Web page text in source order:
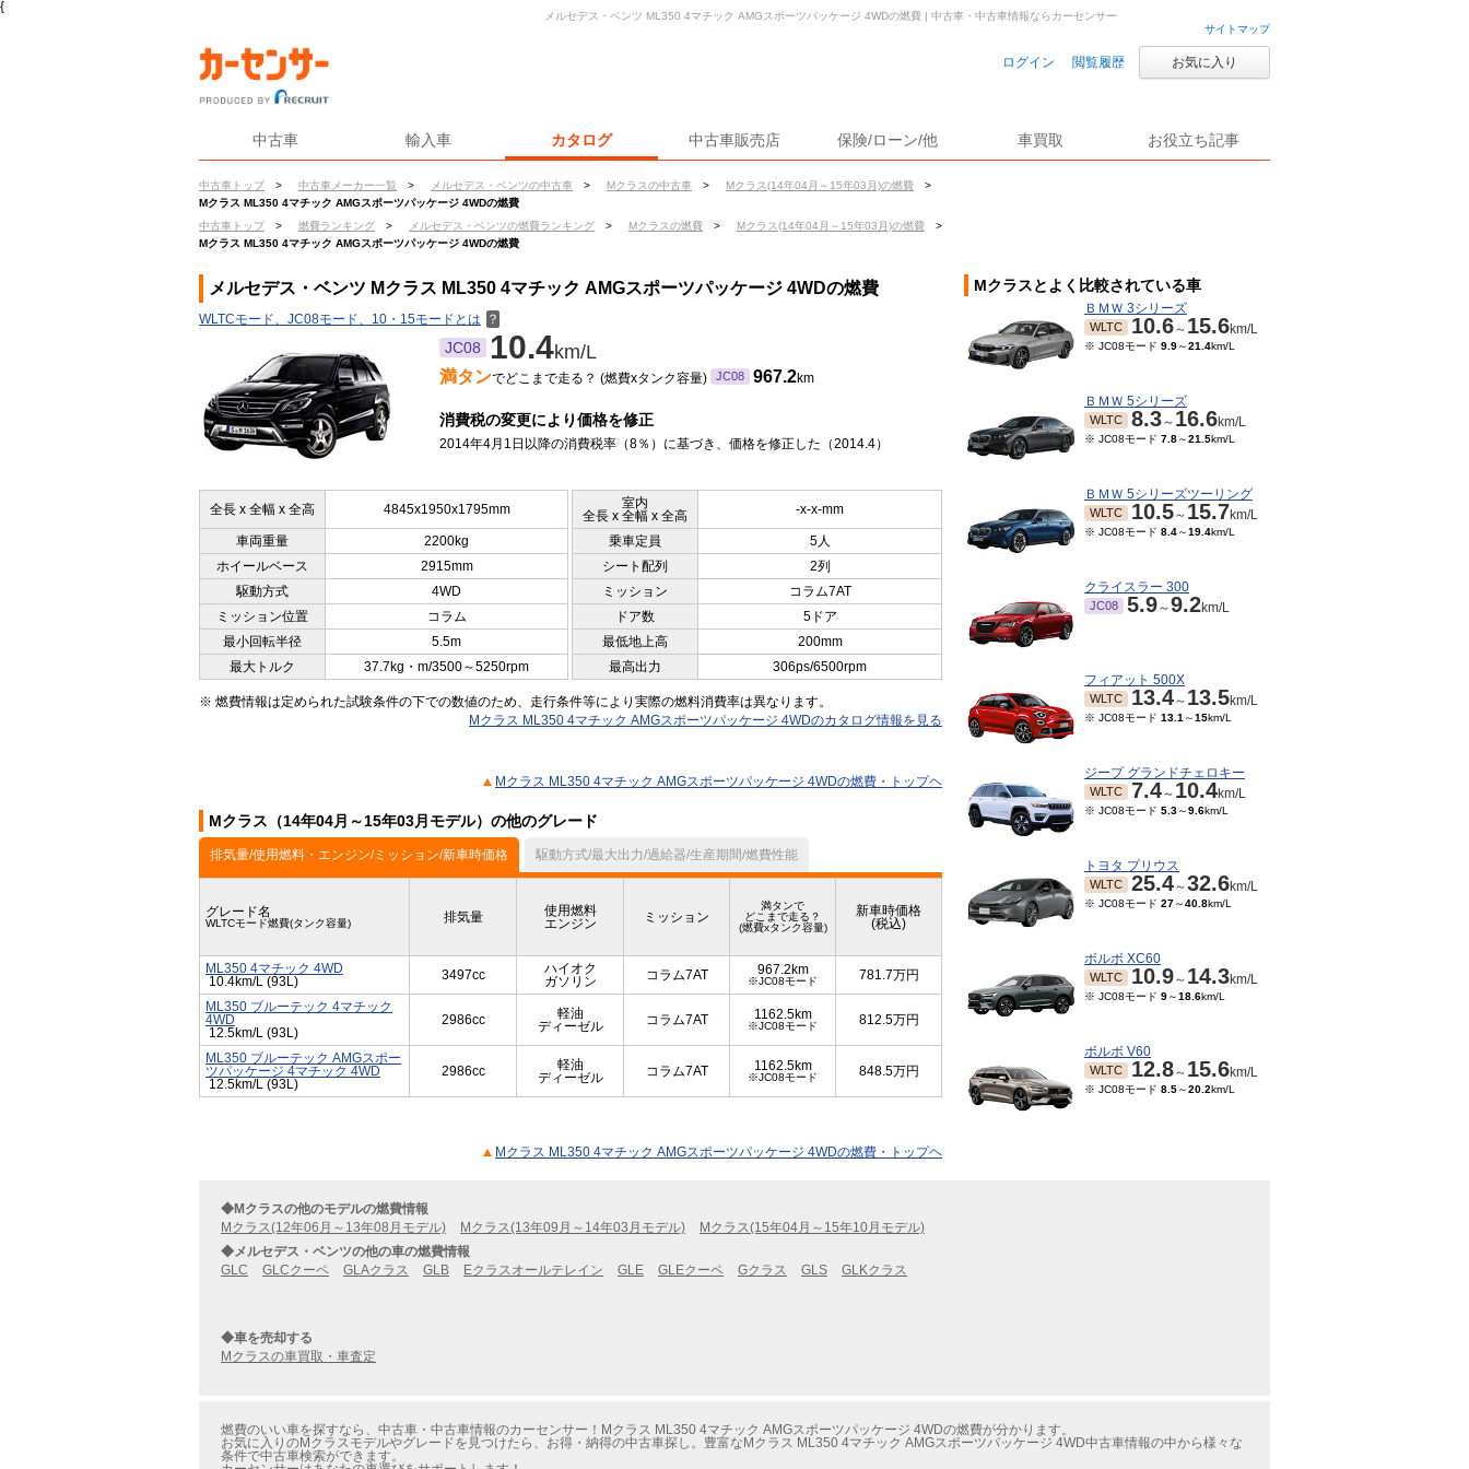
{
サイトマップ
ログイン 閲覧履歴 お気に入り
中古車 輸入車 カタログ 中古車販売店 保険/ローン/他 車買取 お役立ち記事
中古車トップ > 中古車メーカー一覧 > メルセデス・ベンツの中古車 > Mクラスの中古車 > Mクラス(14年04月～15年03月)の燃費
>
Mクラス ML350 4マチック AMGスポーツパッケージ 4WDの燃費
中古車トップ
> 燃費ランキング > メルセデス・ベンツの燃費ランキング > Mクラスの燃費 > Mクラス(14年04月～15年03月)の燃費
>
Mクラス ML350 4マチック AMGスポーツパッケージ 4WDの燃費
メルセデス・ベンツ ML350 4マチック AMGスポーツパッケージ 4WDの燃費 | 中古車・中古車情報ならカーセンサー
メルセデス・ベンツ Mクラス ML350 4マチック AMGスポーツパッケージ 4WDの燃費
WLTCモード、JC08モード、10・15モードとは ？
JC08 10.4km/L
満タンでどこまで走る？ (燃費xタンク容量) JC08 967.2km
消費税の変更により価格を修正
2014年4月1日以降の消費税率（8％）に基づき、価格を修正した（2014.4）
全長 x 全幅 x 全高 4845x1950x1795mm
室内
全長 x 全幅 x 全高
-x-x-mm
車両重量 2200kg 乗車定員
5人
ホイールベース
2915mm シート配列
2列
駆動方式
4WD ミッション
コラム7AT
ミッション位置
コラム ドア数
5ドア
最小回転半径
5.5m 最低地上高
200mm
最大トルク
37.7kg・m/3500～5250rpm 最高出力 306ps/6500rpm
※ 燃費情報は定められた試験条件の下での数値のため、走行条件等により実際の燃料消費率は異なります。
Mクラス ML350 4マチック AMGスポーツパッケージ 4WDのカタログ情報を見る
Mクラス ML350 4マチック AMGスポーツパッケージ 4WDの燃費・トップヘ
Mクラス（14年04月～15年03月モデル）の他のグレード
排気量/使用燃料・エンジン/ミッション/新車時価格 駆動方式/最大出力/過給器/生産期間/燃費性能
グレード名
WLTCモード燃費(タンク容量) 排気量
使用燃料
エンジン
ミッション
満タンで
どこまで走る？
(燃費xタンク容量)
新車時価格
(税込)
ML350 4マチック 4WD
10.4km/L (93L)
3497cc
ハイオク
ガソリン
コラム7AT 967.2km
※JC08モード 781.7万円
ML350 ブルーテック 4マチック
4WD
12.5km/L (93L)
2986cc
軽油
ディーゼル
コラム7AT 1162.5km
※JC08モード 812.5万円
ML350 ブルーテック AMGスポー
ツパッケージ 4マチック 4WD
12.5km/L (93L)
2986cc
軽油
ディーゼル
コラム7AT 1162.5km
※JC08モード 848.5万円
Mクラス ML350 4マチック AMGスポーツパッケージ 4WDの燃費・トップヘ
Mクラスとよく比較されている車
ＢＭＷ 3シリーズ
WLTC 10.6～ 15.6km/L
※ JC08モード 9.9～21.4km/L
ＢＭＷ 5シリーズ
WLTC 8.3～ 16.6km/L
※ JC08モード 7.8～21.5km/L
ＢＭＷ 5シリーズツーリング
WLTC 10.5～ 15.7km/L
※ JC08モード 8.4～19.4km/L
クライスラー 300
JC08 5.9～9.2km/L
フィアット 500X
WLTC 13.4～ 13.5km/L
※ JC08モード 13.1 ～15km/L
ジープ グランドチェロキー
WLTC 7.4～ 10.4km/L
※ JC08モード 5.3～9.6km/L
トヨタ プリウス
WLTC 25.4～32.6km/L
※ JC08モード 27～40.8km/L
ボルボ XC60
WLTC 10.9～ 14.3km/L
※ JC08モード 9～18.6km/L
ボルボ V60
WLTC 12.8～ 15.6km/L
※ JC08モード 8.5～20.2km/L
◆Mクラスの他のモデルの燃費情報
Mクラス(12年06月～13年08月モデル)
Mクラス(13年09月～14年03月モデル)
Mクラス(15年04月～15年10月モデル)
◆メルセデス・ベンツの他の車の燃費情報
GLC
GLCクーペ GLAクラス GLB Eクラスオールテレイン GLE GLEクーペ Gクラス GLS GLKクラス
◆車を売却する
Mクラスの車買取・車査定
燃費のいい車を探すなら、中古車・中古車情報のカーセンサー！Mクラス ML350 4マチック AMGスポーツパッケージ 4WDの燃費が分かります。
お気に入りのMクラスモデルやグレードを見つけたら、お得・納得の中古車探し。豊富なMクラス ML350 4マチック AMGスポーツパッケージ 4WD中古車情報の中から様々な
条件で中古車検索ができます。